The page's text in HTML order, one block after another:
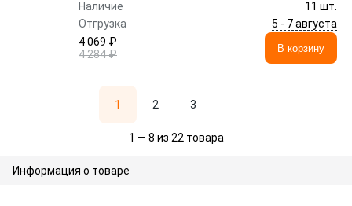
Наличие
11 шт.
Отгрузка
5 - 7 августа
4 069 ₽
4 284 ₽
В корзину
1 2 3
1 — 8 из 22 товара
Информация о товаре